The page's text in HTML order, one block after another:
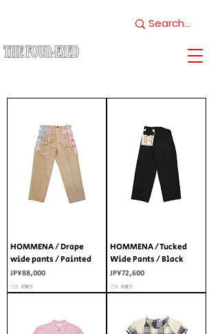
HOMMENA / Drape
wide pants / Painted
價格
JP¥88,000
已含 增值税
HOMMENA / Tucked
Wide Pants / Black
價格
JP¥72,600
已含 增值税